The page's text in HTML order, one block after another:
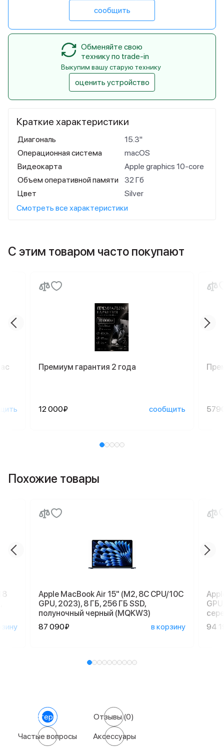
Краткие характеристики
Диагональ
15.3"
Операционная система
macOS
Видеокарта
Apple graphics 10-core
Объем оперативной памяти
32 Гб
Цвет
Silver
Смотреть все характеристики
сообщить
Обменяйте свою
технику по trade-in
Выкупим вашу старую технику
оценить устройство
С этим товаром часто покупают
Премиум гарантия 2 года
12 000₽ сообщить
Похожие товары
Apple MacBook Air 15" (M2, 8C CPU/10C
GPU, 2023), 8 ГБ, 256 ГБ SSD,
полуночный черный (MQKW3)
87 090₽
в корзину
94
Характеристики Отзывы(0)
Частые вопросы Аксессуары